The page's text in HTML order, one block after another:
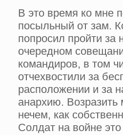
В это время ко мне
посыльный от зам.
попросил пройти за
очередном
командиров, в том
отчехвостили за
расположении и за
анархию.
нечем, как
Солдат на войне это